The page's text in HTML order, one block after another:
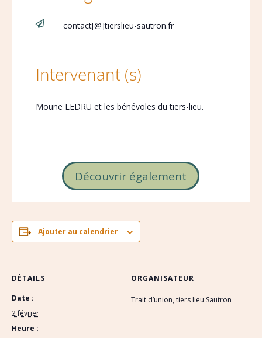
 contact[@]tierslieu-sautron.fr
Intervenant (s)
Moune LEDRU et les bénévoles du tiers-lieu.
Découvrir également
Ajouter au calendrier
DÉTAILS
Date :
2 février
Heure :
ORGANISATEUR
Trait d’union, tiers lieu Sautron